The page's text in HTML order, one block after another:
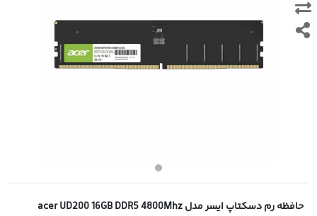
حافظه رم دسکتاپ ایسر مدل acer UD200 16GB DDR5 4800Mhz